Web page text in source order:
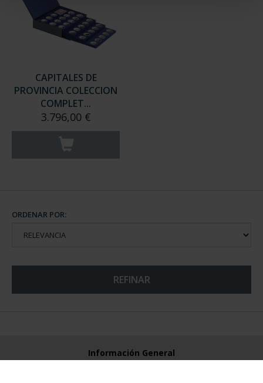
CAPITALES DE
PROVINCIA COLECCION
COMPLET...
3.796,00 €
ORDENAR POR:
REFINAR
Información General